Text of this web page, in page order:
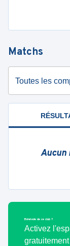
Matchs
Toutes les
Aucun
Bénévole de ce club ?
Activez